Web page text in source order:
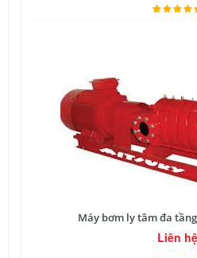
Máy bơm ly tâm đa
Liên hệ